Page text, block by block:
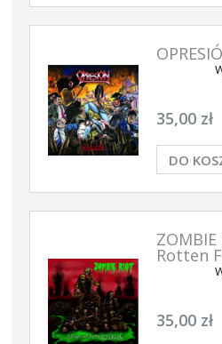
35,00 zł
DO
Rotten
35,00 zł